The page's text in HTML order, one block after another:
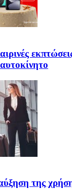
της